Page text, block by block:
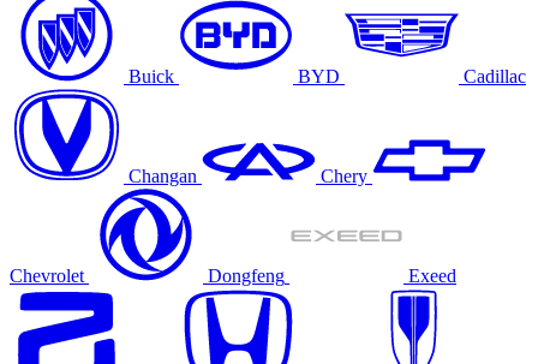
Buick BYD Cadillac
Changan Chery
Chevrolet Dongfeng Exeed